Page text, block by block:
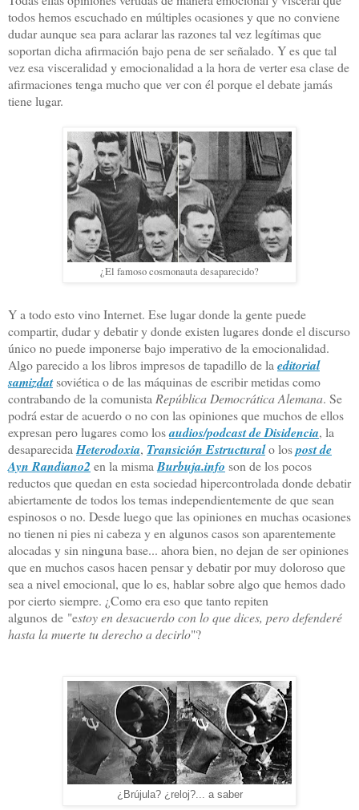
todos hemos escuchado en múltiples ocasiones y que no conviene
dudar aunque sea para aclarar las razones tal vez legítimas que
soportan dicha afirmación bajo pena de ser señalado. Y es que tal
vez esa visceralidad y emocionalidad a la hora de verter esa clase de
afirmaciones tenga mucho que ver con él porque el debate jamás
tiene lugar.
¿El famoso cosmonauta desaparecido?
Y a todo esto vino Internet. Ese lugar donde la gente puede
compartir, dudar y debatir y donde existen lugares donde el discurso
único no puede imponerse bajo imperativo de la emocionalidad.
Algo parecido a los libros impresos de tapadillo de la editorial
samizdatsoviética o de las máquinas de escribir metidas como
contrabando de la comunista República Democrática Alemana. Se
podrá estar de acuerdo o no con las opiniones que muchos de ellos
expresan pero lugares como losaudios/podcast de Disidencia, la
desaparecida Heterodoxia, Transición Estructuralo lospost de
Ayn Randiano2 en la misma Burbuja.info son de los pocos
reductos que quedan en esta sociedad hipercontrolada donde debatir
abiertamente de todos los temas independientemente de que sean
espinosos o no. Desde luego que las opiniones en muchas ocasiones
no tienen ni pies ni cabeza y en algunos casos son aparentemente
alocadas y sin ninguna base... ahora bien, no dejan de ser opiniones
que en muchos casos hacen pensar y debatir por muy doloroso que
sea a nivel emocional, que lo es, hablar sobre algo que hemos dado
por cierto siempre. ¿Como era eso que tanto repiten
algunos de "estoy en desacuerdo con lo que dices, pero defenderé
hasta la muerte tu derecho a decirlo"?
¿Brújula? ¿reloj?... a saber